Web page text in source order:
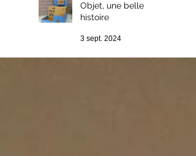
Objet, une belle
histoire
3 sept. 2024